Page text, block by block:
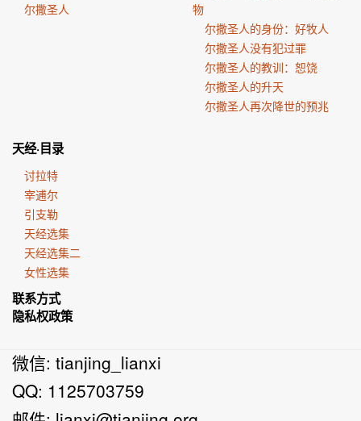
尔撒圣人
物
尔撒圣人的身份：好牧人
尔撒圣人没有犯过罪
尔撒圣人的教训：恕饶
尔撒圣人的升天
尔撒圣人再次降世的预兆
天经·目录
讨拉特
宰逋尔
引支勒
天经选集
天经选集二
女性选集
联系方式
隐私权政策
微信: tianjing_lianxi
QQ: 1125703759